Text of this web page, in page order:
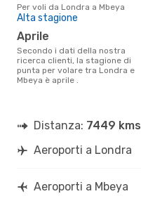
Per voli da Londra a Mbeya
Alta stagione
aprile
Secondo i dati della nostra
ricerca clienti, la stagione di
punta per volare tra Londra e
Mbeya è aprile .
Distanza: 7449 kms
Aeroporti a Londra
Aeroporti a Mbeya